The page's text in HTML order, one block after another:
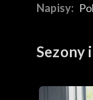
Napisy:
Sezony